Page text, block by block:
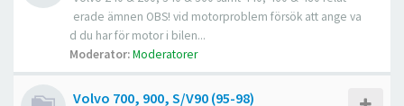
erade ämnen OBS! vid motorproblem försök att ange va
d du har för motor i bilen...
Moderator:Moderatorer
Volvo 700, 900, S/V90 (95-98)